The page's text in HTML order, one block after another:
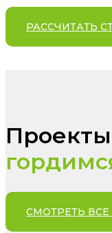
РАССЧИТАТЬ
СМОТРЕТЬ